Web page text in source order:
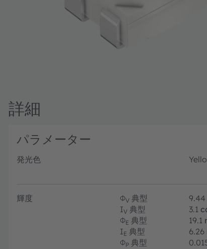
詳細
パラメーター
発光色
輝度 ΦV 典型 9.44
IV 典型 3.1
ΦE 典型 19.1
IE 典型 6.26
ΦP 典型